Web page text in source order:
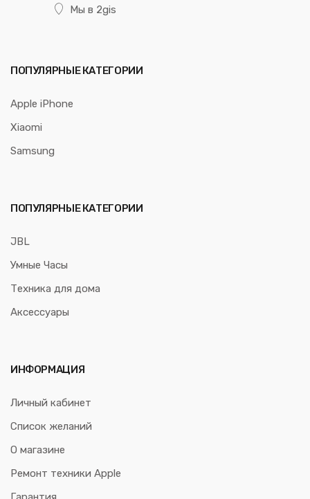
Мы в 2gis
ПОПУЛЯРНЫЕ КАТЕГОРИИ
Apple iPhone
Xiaomi
Samsung
ПОПУЛЯРНЫЕ КАТЕГОРИИ
JBL
Умные Часы
Техника для дома
Аксессуары
ИНФОРМАЦИЯ
Личный кабинет
Список желаний
О магазине
Ремонт техники Apple